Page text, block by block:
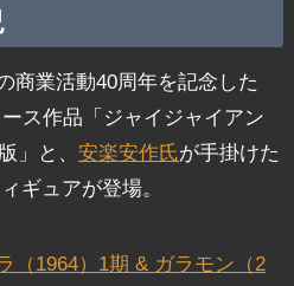
商業活動40周年を記念した
ス作品「ジャイジャイアン
」と、 安楽安作氏が手掛けた
ギュアが登場。
（1964）1期 & ガラモン（2